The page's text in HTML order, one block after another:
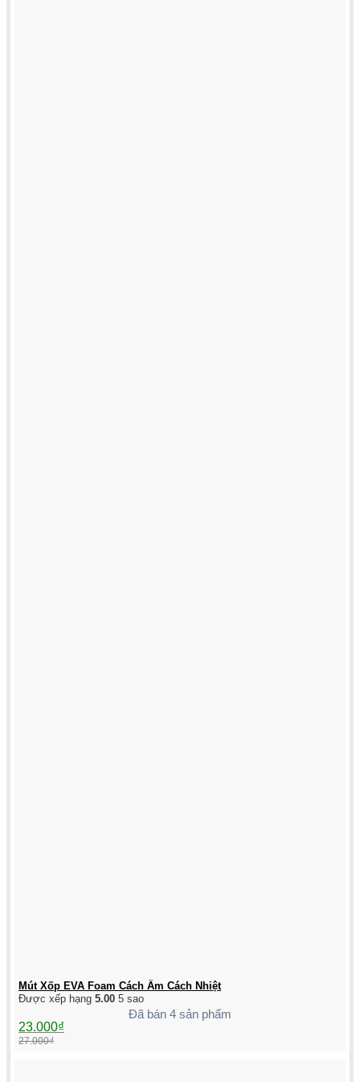
Mút Xốp EVA Foam Cách Âm Cách Nhiệt
Được xếp hạng 5.00 5 sao
Đã bán 4 sản phẩm
27.000₫
Giá
gốc
là:
23.000₫
Giá
hiện
tại